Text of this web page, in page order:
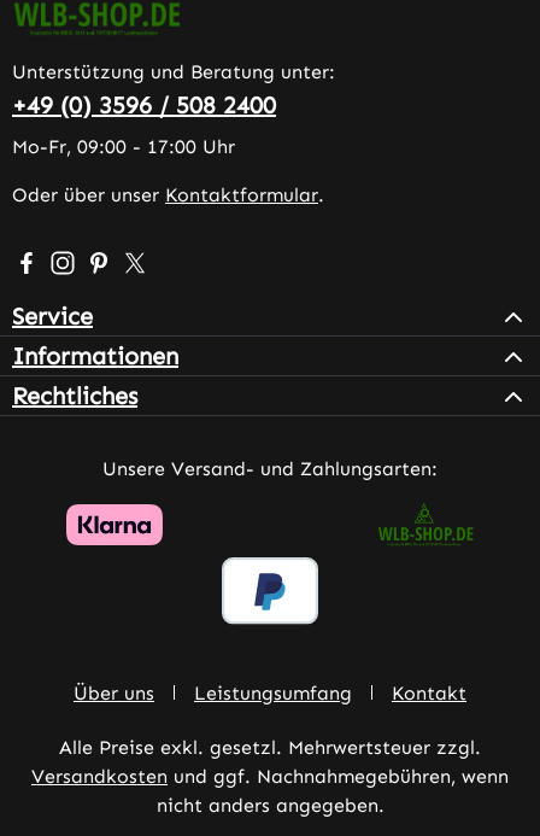
Unterstützung und Beratung unter:
+49 (0) 3596 / 508 2400
Mo-Fr, 09:00 - 17:00 Uhr
Oder über unser Kontaktformular.
Besuche uns auf Facebook – öffnet in neuem Tab
Schau auf Instagram vorbei – öffnet in neuem Tab
Lass dich auf Pinterest inspirieren – öffnet in
Folge uns auf X – öffnet in neuem Tab
Service
Informationen
Rechtliches
Unsere Versand- und Zahlungsarten:
Über uns Leistungsumfang Kontakt
Alle Preise exkl. gesetzl. Mehrwertsteuer zzgl.
Versandkosten und ggf. Nachnahmegebühren, wenn
nicht anders angegeben.